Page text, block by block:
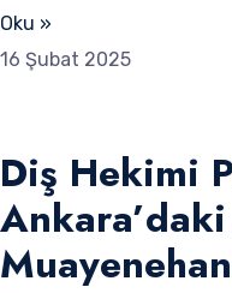
Oku »
16 Şubat 2025
Diş Hekimi